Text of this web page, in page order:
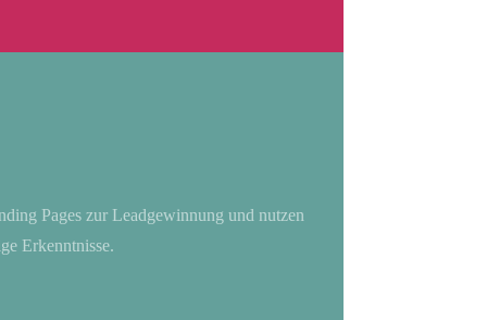
mus. Donec quam felis, ultricies nec.
Pages zur Leadgewinnung und nutzen
Erkenntnisse.